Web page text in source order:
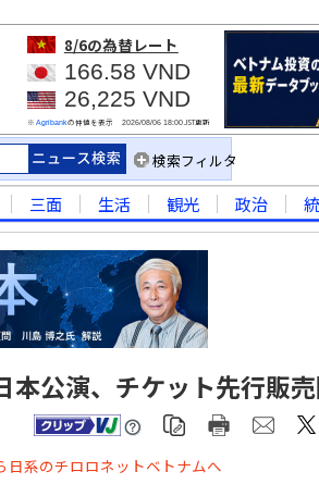
8/6の為替レート
166.58 VND
26,225 VND
※ Agribankの仲値を表示 2026/08/06 18:00JST更新
検索フィルタ
三面 生活 観光 政治
本公演、チケット先行販
日系のチロロネットベトナムへ